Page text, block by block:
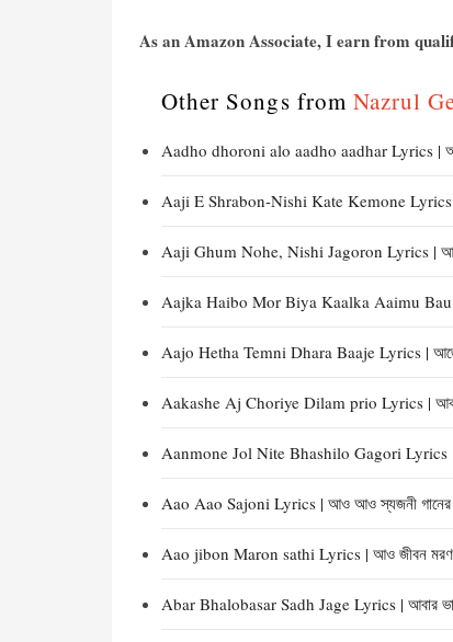
As an Amazon Associate, I earn from
Other Songs from Nazrul
Aadho dhoroni alo aadho aadhar Lyrics |
Aaji E Shrabon-Nishi Kate Kemone Lyrics |
Aaji Ghum Nohe, Nishi Jagoron Lyrics | আজি
Aajka Haibo Mor Biya Kaalka Aaimu Bau
Aajo Hetha Temni Dhara Baaje Lyrics | আজো
Aakashe Aj Choriye Dilam prio Lyrics |
Aanmone Jol Nite Bhashilo Gagori Lyrics |
Aao Aao Sajoni Lyrics | আও আও স্যজনী গানের
Aao jibon Maron sathi Lyrics | আও জীবন মরণ
Abar Bhalobasar Sadh Jage Lyrics | আবার